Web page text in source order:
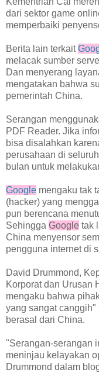
dari sektor game
memperbaiki
Berita lain terkait
melacak sumber
Dan menyerang
mengatakan bahwa
pemerintah China.
Serangan
PDF Reader. Jika
bisa disalahkan
perusahaan di
bulan untuk
Google mengaku tak
(hacker) yang
pun berencana
Sehingga Google tak
China menyensor
pengguna internet di
David Drummond,
Korporat dan Urusan
mengaku bahwa
yang sangat canggih"
berasal dari China.
"Serangan-serangan
meninjau kelayakan
Drummond dalam